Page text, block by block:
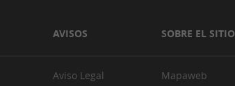
AVISOS SOBRE EL SITIO
Aviso Legal
Mapaweb